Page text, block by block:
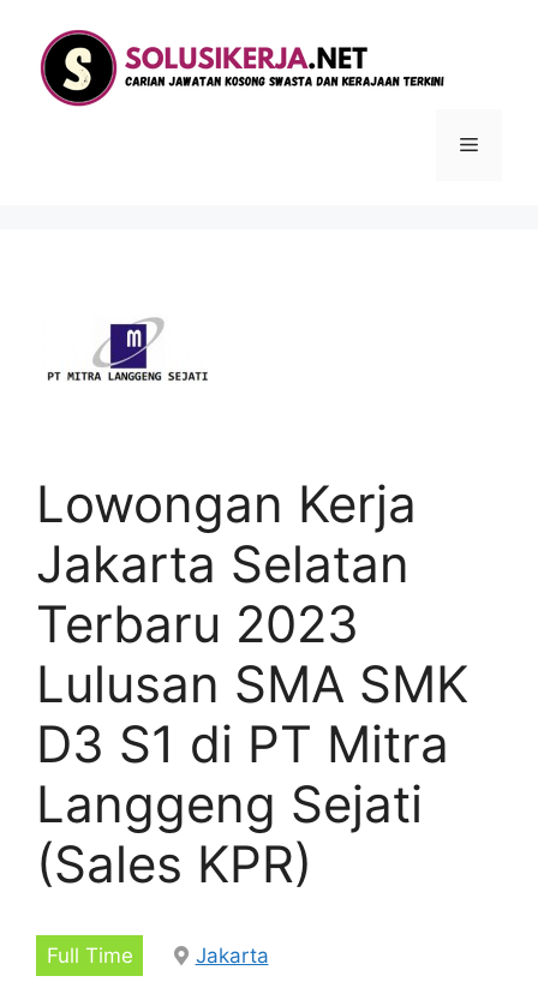
Menu
Lowongan Kerja
Jakarta Selatan
Terbaru 2023
Lulusan SMA SMK
D3 S1 di PT Mitra
Langgeng Sejati
(Sales KPR)
Full Time
Jakarta